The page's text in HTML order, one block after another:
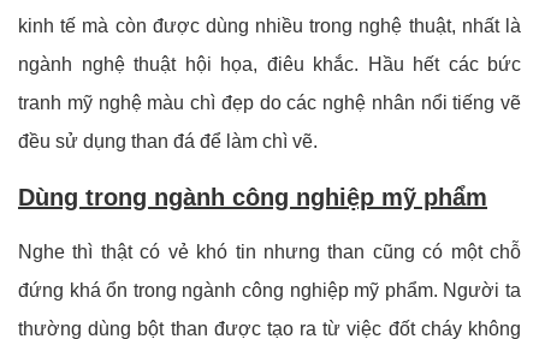
kinh tế mà còn được dùng nhiều trong nghệ thuật, nhất là
ngành nghệ thuật hội họa, điêu khắc. Hầu hết các bức
tranh mỹ nghệ màu chì đẹp do các nghệ nhân nổi tiếng vẽ
đều sử dụng than đá để làm chì vẽ.
Dùng trong ngành công nghiệp mỹ phẩm
Nghe thì thật có vẻ khó tin nhưng than cũng có một chỗ
đứng khá ổn trong ngành công nghiệp mỹ phẩm. Người ta
thường dùng bột than được tạo ra từ việc đốt cháy không